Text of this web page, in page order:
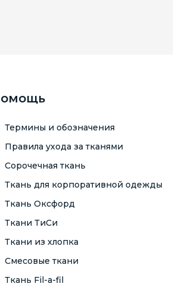
Термины и обозначения
Правила ухода за тканями
Сорочечная ткань
Ткань для корпоративной одежды
Ткань Оксфорд
Ткани ТиСи
Ткани из хлопка
Смесовые ткани
Ткань Fil-a-fil